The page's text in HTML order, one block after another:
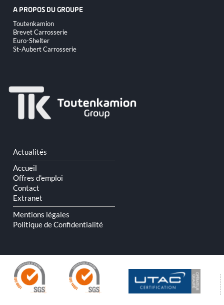
A PROPOS DU GROUPE
Aller
au
contenu
Toutenkamion
Brevet Carrosserie
Euro-Shelter
St-Aubert Carrosserie
Aller
au
contenu
Actualités
Accueil
Offres d'emploi
Contact
Extranet
Mentions légales
Politique de Confidentialité